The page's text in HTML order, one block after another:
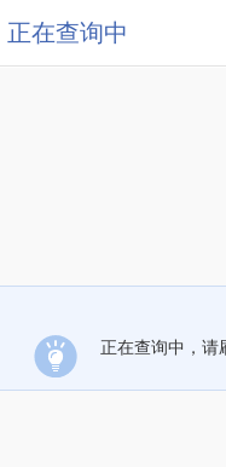
正在查询中
正在查询中，请